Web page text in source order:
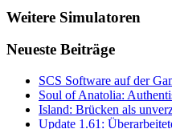
Weitere Simulatoren
Neueste Beiträge
SCS Software auf der
Soul of Anatolia:
Island: Brücken als
Update 1.61: